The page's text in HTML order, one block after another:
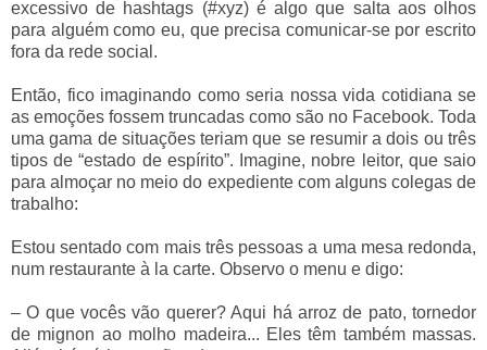
excessivo de hashtags (#xyz) é algo que salta aos olhos
para alguém como eu, que precisa comunicar-se por escrito
fora da rede social.
Então, fico imaginando como seria nossa vida cotidiana se
as emoções fossem truncadas como são no Facebook. Toda
uma gama de situações teriam que se resumir a dois ou três
tipos de “estado de espírito”. Imagine, nobre leitor, que saio
para almoçar no meio do expediente com alguns colegas de
trabalho:
Estou sentado com mais três pessoas a uma mesa redonda,
num restaurante à la carte. Observo o menu e digo:
– O que vocês vão querer? Aqui há arroz de pato, tornedor
de mignon ao molho madeira... Eles têm também massas.